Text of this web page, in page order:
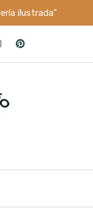
ilustrada"